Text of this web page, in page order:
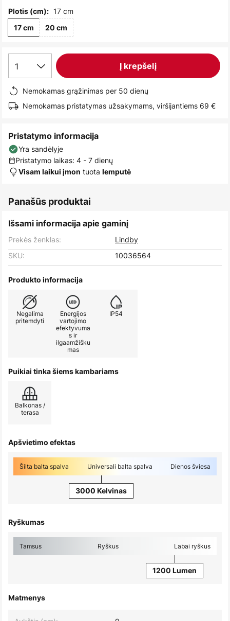
Plotis (cm): 17 cm
17 cm 20 cm
1 Į krepšelį
Nemokamas grąžinimas per 50 dienų
Nemokamas pristatymas užsakymams, viršijantiems 69 €
Pristatymo informacija
Yra sandėlyje
Pristatymo laikas: 4 - 7 dienų
Visam laikui įmon tuota lemputė
Panašūs produktai
Išsami informacija apie gaminį
Prekės ženklas:
Lindby
SKU:
10036564
Produkto informacija
Negalima
pritemdyti
Energijos
vartojimo
efektyvuma
s ir
ilgaamžišku
mas
IP54
Puikiai tinka šiems kambariams
Balkonas /
terasa
Apšvietimo efektas
Šilta balta spalva Universali balta spalva Dienos šviesa
3000 Kelvinas
Ryškumas
Tamsus Ryškus Labai ryškus
1200 Lumen
Matmenys